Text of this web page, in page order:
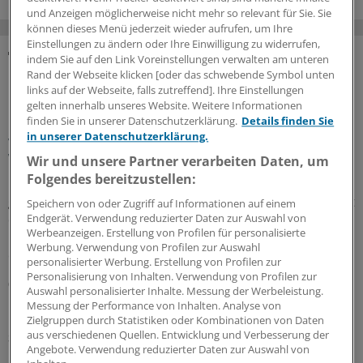
MEHR ZUM THEMA
Präventionsoffensive
Gesundheitsrechtler Thomas Schlegel: „Krankheit
wirkt wie eine stille Rezession im Inneren der
Wirtschaft“
Die Koalition will die Prävention als
gesamtgesellschaftliche Aufgabe stärken. Richtig so, sagt
der Gesundheitsrechtler Professor Thomas Schlegel im
Interview mit der Ärzte Zeitung. Das Thema habe aber
eine viel größere Dimension als viele meinten.
07.08.2026
Sparpaket sorgt für Unsicherheit
Praxisbesonderheiten in Zeiten des GKV-
und Anzeigen möglicherweise nicht mehr so relevant für Sie. Sie
können dieses Menü jederzeit wieder aufrufen, um Ihre
Einstellungen zu ändern oder Ihre Einwilligung zu widerrufen,
indem Sie auf den Link Voreinstellungen verwalten am unteren
Rand der Webseite klicken [oder das schwebende Symbol unten
links auf der Webseite, falls zutreffend]. Ihre Einstellungen
gelten innerhalb unseres Website. Weitere Informationen
finden Sie in unserer Datenschutzerklärung. Details finden Sie
in unserer Datenschutzerklärung.
Wir und unsere Partner verarbeiten Daten, um
Folgendes bereitzustellen:
Speichern von oder Zugriff auf Informationen auf einem
Endgerät. Verwendung reduzierter Daten zur Auswahl von
Werbeanzeigen. Erstellung von Profilen für personalisierte
Werbung. Verwendung von Profilen zur Auswahl
personalisierter Werbung. Erstellung von Profilen zur
Personalisierung von Inhalten. Verwendung von Profilen zur
Auswahl personalisierter Inhalte. Messung der Werbeleistung.
Messung der Performance von Inhalten. Analyse von
Zielgruppen durch Statistiken oder Kombinationen von Daten
aus verschiedenen Quellen. Entwicklung und Verbesserung der
Angebote. Verwendung reduzierter Daten zur Auswahl von